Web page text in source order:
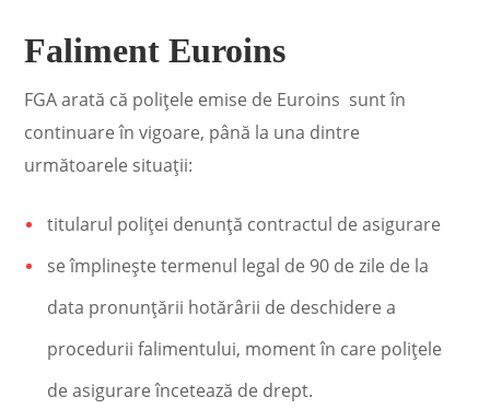
Faliment Euroins
FGA arată că polițele emise de Euroins sunt în
continuare în vigoare, până la una dintre
următoarele situații:
titularul poliței denunță contractul de asigurare
se împlinește termenul legal de 90 de zile de la
data pronunțării hotărârii de deschidere a
procedurii falimentului, moment în care polițele
de asigurare încetează de drept.